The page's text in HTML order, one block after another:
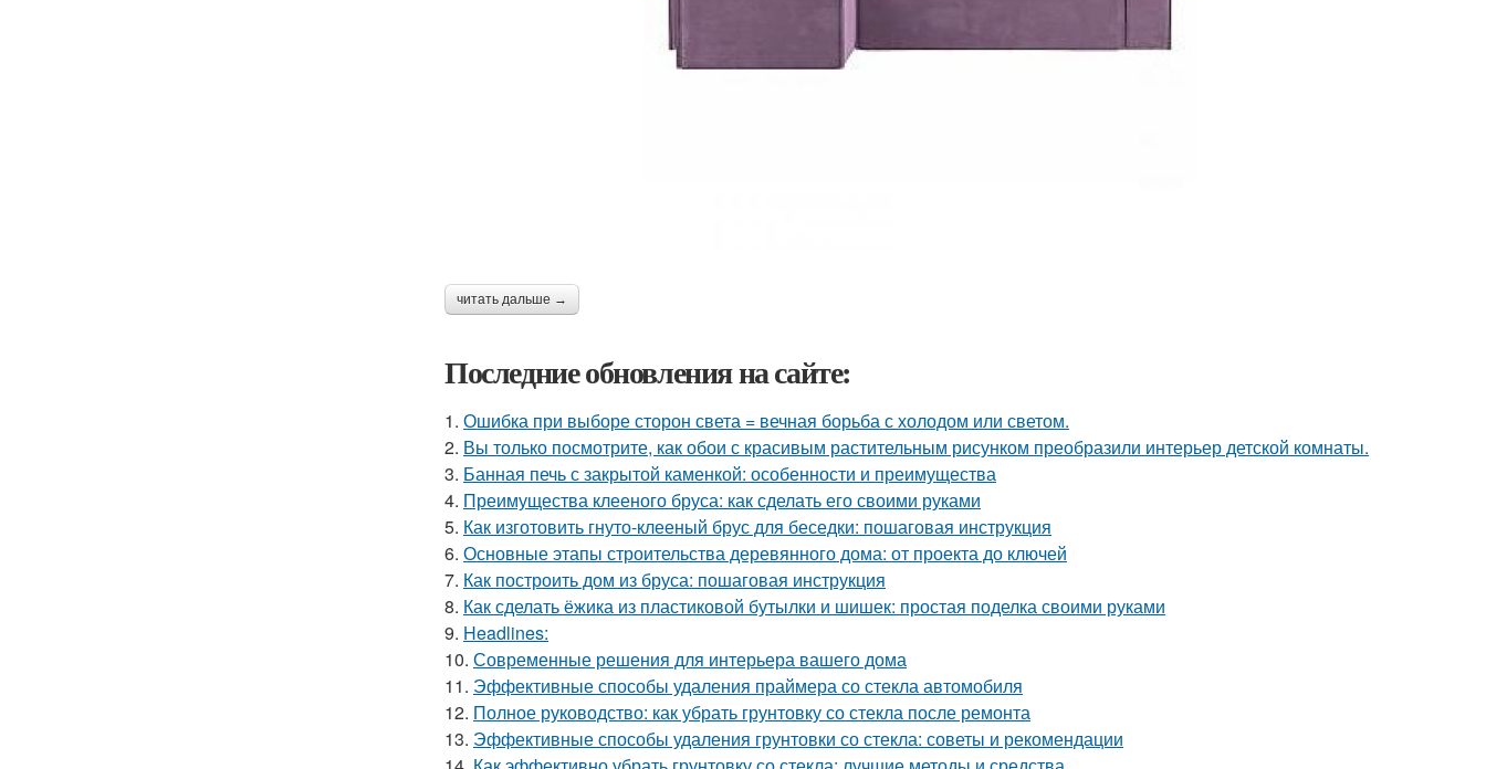
читать дальше →
Последние обновления на сайте:
1. Ошибка при выборе сторон света = вечная борьба с холодом или светом.
2. Вы только посмотрите, как обои с красивым растительным рисунком преобразили интерьер детской комнаты.
3. Банная печь с закрытой каменкой: особенности и преимущества
4. Преимущества клееного бруса: как сделать его своими руками
5. Как изготовить гнуто-клееный брус для беседки: пошаговая инструкция
6. Основные этапы строительства деревянного дома: от проекта до ключей
7. Как построить дом из бруса: пошаговая инструкция
8. Как сделать ёжика из пластиковой бутылки и шишек: простая поделка своими руками
9. Headlines:
10. Современные решения для интерьера вашего дома
11. Эффективные способы удаления праймера со стекла автомобиля
12. Полное руководство: как убрать грунтовку со стекла после ремонта
13. Эффективные способы удаления грунтовки со стекла: советы и рекомендации